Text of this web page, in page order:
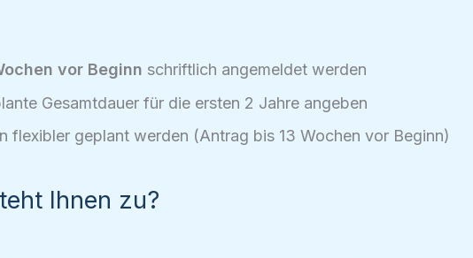
vor Beginn schriftlich angemeldet werden
Gesamtdauer für die ersten 2 Jahre angeben
flexibler geplant werden (Antrag bis 13 Wochen vor Beginn)
Ihnen zu?